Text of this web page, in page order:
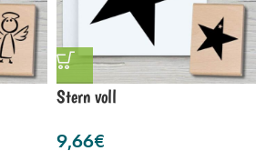
Stern voll
9,66€